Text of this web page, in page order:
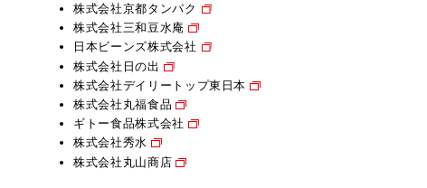
株式会社京都タンパク
株式会社三和豆水庵
日本ビーンズ株式会社
株式会社日の出
株式会社デイリートップ東日本
株式会社丸福食品
ギトー食品株式会社
株式会社秀水
株式会社丸山商店